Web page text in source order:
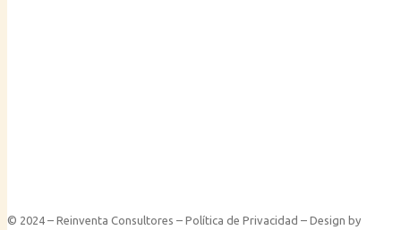
© 2024 – Reinventa Consultores – Política de Privacidad – Design by